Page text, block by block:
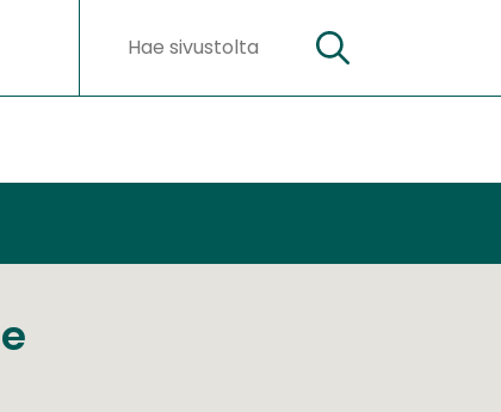
Hakusanat Hae